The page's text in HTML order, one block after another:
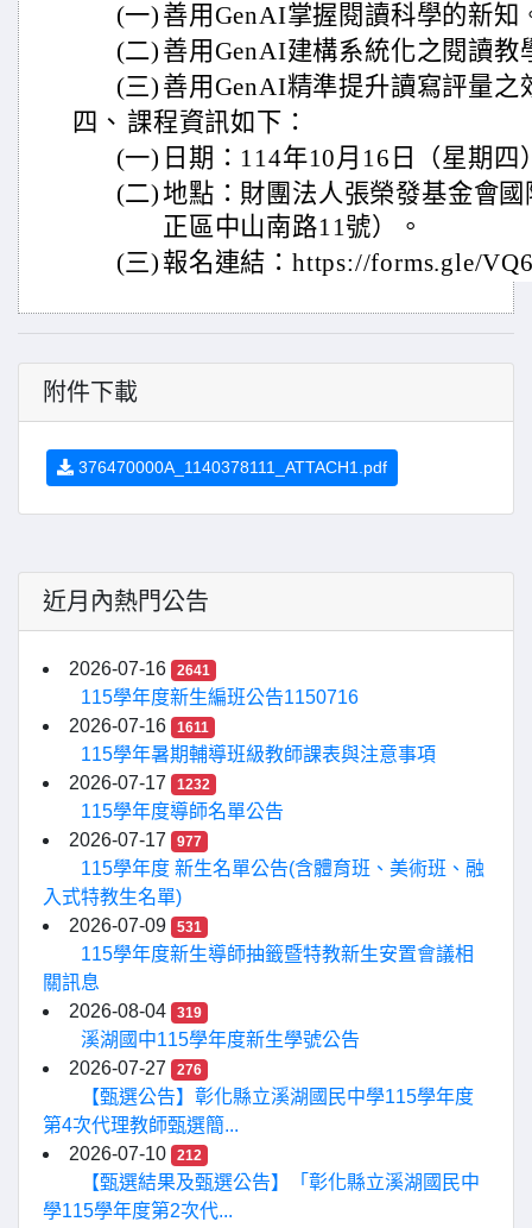
(一) 善用GenAI掌握閱讀科學的新知
(二) 善用GenAI建構系統化之閱讀教
(三) 善用GenAI精準提升讀寫評量之
四、 課程資訊如下：
(一) 日期：114年10月16日（星期四
(二)地點：財團法人張榮發基金會
正區中山南路11號）。
(三) 報名連結：https://forms.gle/
附件下載
376470000A_1140378111_ATTACH1.pdf
近月內熱門公告
2026-07-16 2641
115學年度新生編班公告1150716
2026-07-16
1611
115學年暑期輔導班級教師課表與注意事項
2026-07-17
1232
115學年度導師名單公告
2026-07-17
977
115學年度 新生名單公告(含體育班、美術班、融
入式特教生名單)
2026-07-09
531
115學年度新生導師抽籤暨特教新生安置會議相
關訊息
2026-08-04
319
溪湖國中115學年度新生學號公告
2026-07-27
276
【甄選公告】彰化縣立溪湖國民中學115學年度
第4次代理教師甄選簡...
2026-07-10
212
【甄選結果及甄選公告】「彰化縣立溪湖國民中
學115學年度第2次代...